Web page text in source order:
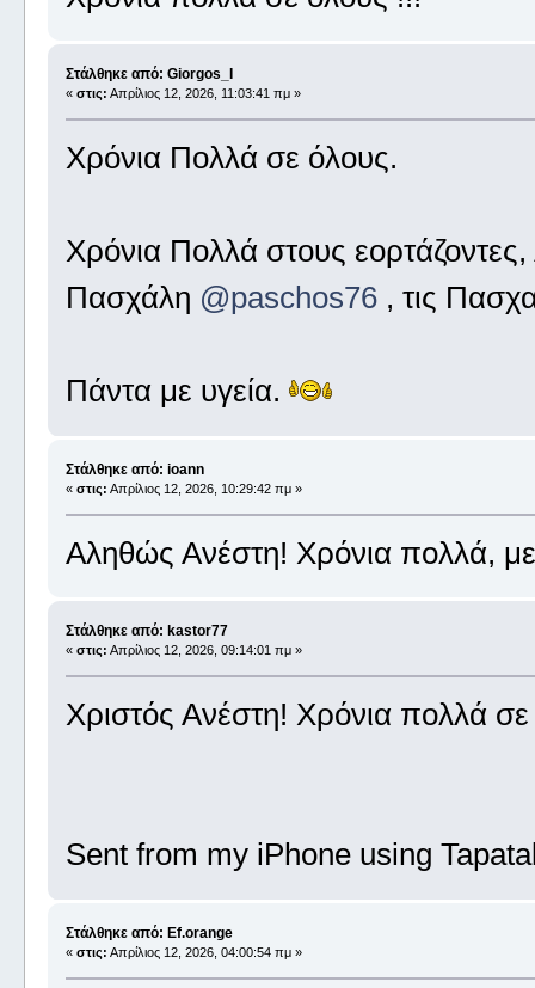
Στάλθηκε από: Giorgos_I
« στις: Απρίλιος 12, 2026, 11:03:41 πμ »
Χρόνια Πολλά σε όλους.
Χρόνια Πολλά στους
Πασχάλη @paschos76, τις
Πάντα με υγεία.
Στάλθηκε από: ioann
« στις: Απρίλιος 12, 2026, 10:29:42 πμ »
Αληθώς Ανέστη! Χρόνια πολλά,
Στάλθηκε από: kastor77
« στις: Απρίλιος 12, 2026, 09:14:01 πμ »
Χριστός Ανέστη! Χρόνια πολλά σε
Sent from my iPhone using
Στάλθηκε από: Ef.orange
« στις: Απρίλιος 12, 2026, 04:00:54 πμ »